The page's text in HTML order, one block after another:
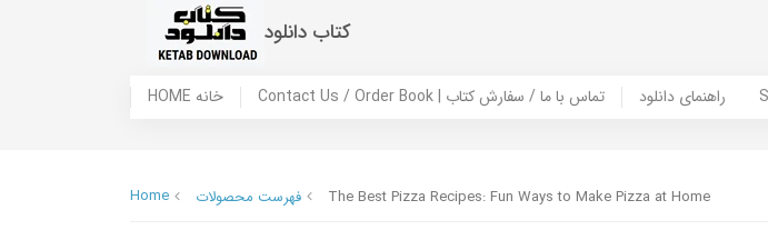
کتاب دانلود
HOME خانه Contact Us / Order Book | تماس با ما / سفارش کتاب راهنمای دانلود
Home فهرست محصولات The Best Pizza Recipes: Fun Ways to Make Pizza at Home